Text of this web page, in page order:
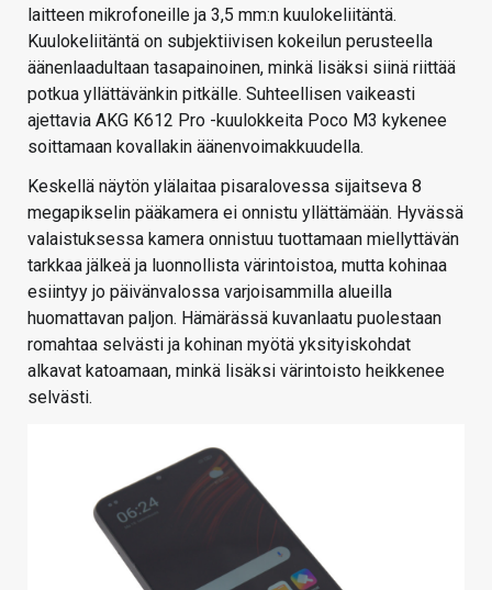
laitteen mikrofoneille ja 3,5 mm:n kuulokeliitäntä.
Kuulokeliitäntä on subjektiivisen kokeilun perusteella
äänenlaadultaan tasapainoinen, minkä lisäksi siinä riittää
potkua yllättävänkin pitkälle. Suhteellisen vaikeasti
ajettavia AKG K612 Pro -kuulokkeita Poco M3 kykenee
soittamaan kovallakin äänenvoimakkuudella.
Keskellä näytön ylälaitaa pisaralovessa sijaitseva 8
megapikselin pääkamera ei onnistu yllättämään. Hyvässä
valaistuksessa kamera onnistuu tuottamaan miellyttävän
tarkkaa jälkeä ja luonnollista värintoistoa, mutta kohinaa
esiintyy jo päivänvalossa varjoisammilla alueilla
huomattavan paljon. Hämärässä kuvanlaatu puolestaan
romahtaa selvästi ja kohinan myötä yksityiskohdat
alkavat katoamaan, minkä lisäksi värintoisto heikkenee
selvästi.